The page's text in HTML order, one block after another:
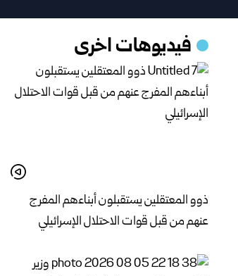
فيديوهات اخرى
ذوو المعتقلين يستقبلون أبناءهم المفرج
عنهم من قبل قوات الاحتلال الإسرائيلي